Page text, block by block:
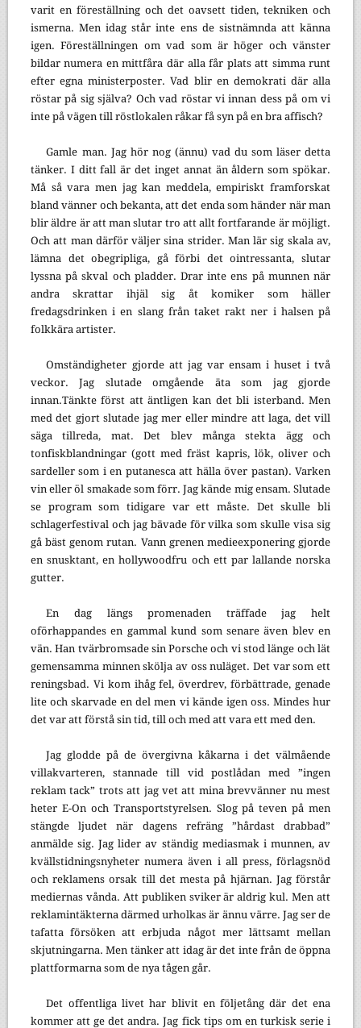
varit en föreställning och det oavsett tiden, tekniken och
ismerna. Men idag står inte ens de sistnämnda att känna
igen. Föreställningen om vad som är höger och vänster
bildar numera en mittfåra där alla får plats att simma runt
efter egna ministerposter. Vad blir en demokrati där alla
röstar på sig själva? Och vad röstar vi innan dess på om vi
inte på vägen till röstlokalen råkar få syn på en bra affisch?
Gamle man. Jag hör nog (ännu) vad du som läser detta
tänker. I ditt fall är det inget annat än åldern som spökar.
Må så vara men jag kan meddela, empiriskt framforskat
bland vänner och bekanta, att det enda som händer när man
blir äldre är att man slutar tro att allt fortfarande är möjligt.
Och att man därför väljer sina strider. Man lär sig skala av,
lämna det obegripliga, gå förbi det ointressanta, slutar
lyssna på skval och pladder. Drar inte ens på munnen när
andra skrattar ihjäl sig åt komiker som häller
fredagsdrinken i en slang från taket rakt ner i halsen på
folkkära artister.
Omständigheter gjorde att jag var ensam i huset i två
veckor. Jag slutade omgående äta som jag gjorde
innan.Tänkte först att äntligen kan det bli isterband. Men
med det gjort slutade jag mer eller mindre att laga, det vill
säga tillreda, mat. Det blev många stekta ägg och
tonfiskblandningar (gott med fräst kapris, lök, oliver och
sardeller som i en putanesca att hälla över pastan). Varken
vin eller öl smakade som förr. Jag kände mig ensam. Slutade
se program som tidigare var ett måste. Det skulle bli
schlagerfestival och jag bävade för vilka som skulle visa sig
gå bäst genom rutan. Vann grenen medieexponering gjorde
en snusktant, en hollywoodfru och ett par lallande norska
gutter.
En dag längs promenaden träffade jag helt
oförhappandes en gammal kund som senare även blev en
vän. Han tvärbromsade sin Porsche och vi stod länge och lät
gemensamma minnen skölja av oss nuläget. Det var som ett
reningsbad. Vi kom ihåg fel, överdrev, förbättrade, genade
lite och skarvade en del men vi kände igen oss. Mindes hur
det var att förstå sin tid, till och med att vara ett med den.
Jag glodde på de övergivna kåkarna i det välmående
villakvarteren, stannade till vid postlådan med ”ingen
reklam tack” trots att jag vet att mina brevvänner nu mest
heter E-On och Transportstyrelsen. Slog på teven på men
stängde ljudet när dagens refräng ”hårdast drabbad”
anmälde sig. Jag lider av ständig mediasmak i munnen, av
kvällstidningsnyheter numera även i all press, förlagsnöd
och reklamens orsak till det mesta på hjärnan. Jag förstår
mediernas vånda. Att publiken sviker är aldrig kul. Men att
reklamintäkterna därmed urholkas är ännu värre. Jag ser de
tafatta försöken att erbjuda något mer lättsamt mellan
skjutningarna. Men tänker att idag är det inte från de öppna
plattformarna som de nya tågen går.
Det offentliga livet har blivit en följetång där det ena
kommer att ge det andra. Jag fick tips om en turkisk serie i